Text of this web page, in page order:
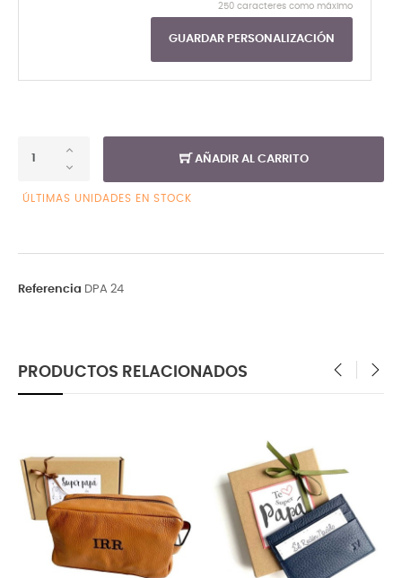
250 caracteres como máximo
GUARDAR PERSONALIZACIÓN
AÑADIR AL CARRITO
ÚLTIMAS UNIDADES EN STOCK
Referencia DPA 24
PRODUCTOS RELACIONADOS